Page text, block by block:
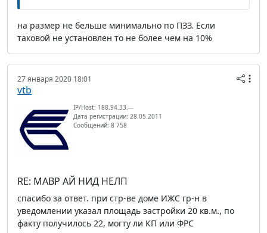
на размер не бельше минимально по ПЗЗ. Если
таковой не установлен то не более чем на 10%
27 января 2020 18:01
vtb
IP/Host: 188.94.33.---
Дата регистрации: 28.05.2011
Сообщений: 8 758
RE: МАВР АЙ НИД НЕЛП
спасибо за ответ. при стр-ве доме ИЖС гр-н в
уведомлении указал площадь застройки 20 кв.м., по
факту получилось 22, могту ли КП или ФРС